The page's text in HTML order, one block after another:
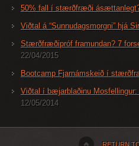
50% fall í stærðfræði
Viðtal á “Sunnudagsmorgni” hjá
Stærðfræðipróf framundan? 7
22/04/2015
Bootcamp Fjarnámskeið í
Viðtal í bæjarblaðinu Mosfellingur:
12/05/2014
RETURN